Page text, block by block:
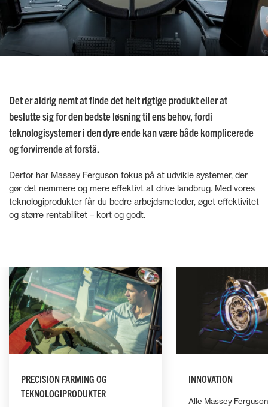
Det er aldrig nemt at finde det helt rigtige produkt eller at
beslutte sig for den bedste løsning til ens behov, fordi
teknologisystemer i den dyre ende kan være både komplicerede
og forvirrende at forstå.
Derfor har Massey Ferguson fokus på at udvikle systemer, der
gør det nemmere og mere effektivt at drive landbrug. Med vores
teknologiprodukter får du bedre arbejdsmetoder, øget effektivitet
og større rentabilitet – kort og godt.
PRECISION FARMING OG
TEKNOLOGIPRODUKTER
INNOVATION
Alle Massey